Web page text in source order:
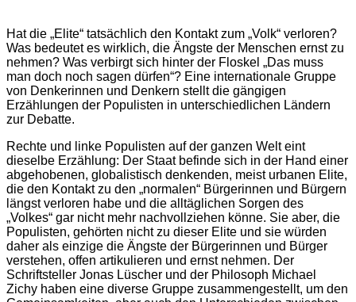
Hat die „Elite“ tatsächlich den Kontakt zum „Volk“ verloren?
Was bedeutet es wirklich, die Ängste der Menschen ernst zu
nehmen? Was verbirgt sich hinter der Floskel „Das muss
man doch noch sagen dürfen“? Eine internationale Gruppe
von Denkerinnen und Denkern stellt die gängigen
Erzählungen der Populisten in unterschiedlichen Ländern
zur Debatte.
Rechte und linke Populisten auf der ganzen Welt eint
dieselbe Erzählung: Der Staat befinde sich in der Hand einer
abgehobenen, globalistisch denkenden, meist urbanen Elite,
die den Kontakt zu den „normalen“ Bürgerinnen und Bürgern
längst verloren habe und die alltäglichen Sorgen des
„Volkes“ gar nicht mehr nachvollziehen könne. Sie aber, die
Populisten, gehörten nicht zu dieser Elite und sie würden
daher als einzige die Ängste der Bürgerinnen und Bürger
verstehen, offen artikulieren und ernst nehmen. Der
Schriftsteller Jonas Lüscher und der Philosoph Michael
Zichy haben eine diverse Gruppe zusammengestellt, um den